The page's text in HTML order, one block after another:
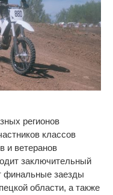
регионов
классов
и ветеранов
заключительный
финальные заезды
области, а также